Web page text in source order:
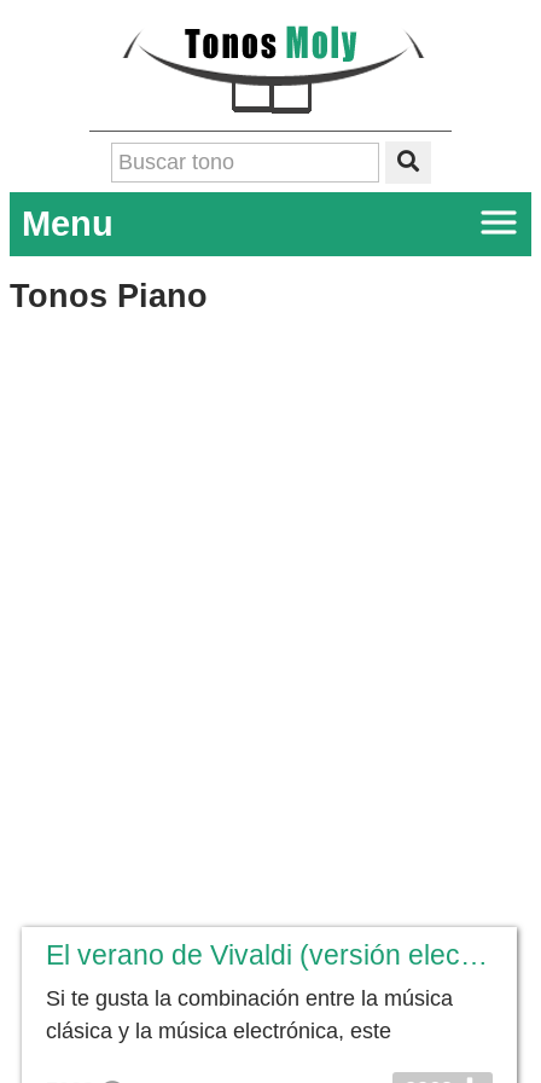
Menu
Tonos Piano
El verano de Vivaldi (versión electrónica)
Si te gusta la combinación entre la música
clásica y la música electrónica, este